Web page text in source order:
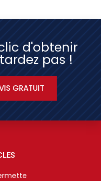
d'obtenir
pas !
GRATUIT